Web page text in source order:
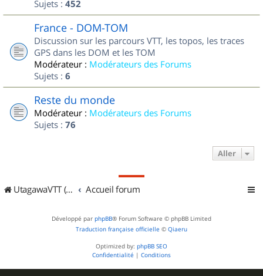
Sujets : 452
France - DOM-TOM
Discussion sur les parcours VTT, les topos, les traces
GPS dans les DOM et les TOM
Modérateur : Modérateurs des Forums
Sujets : 6
Reste du monde
Modérateur : Modérateurs des Forums
Sujets : 76
Aller
UtagawaVTT (Randos VTT et VTTAE avec traces GPS) Accueil forum
Développé par phpBB® Forum Software © phpBB Limited
Traduction française officielle © Qiaeru
Optimized by: phpBB SEO
Confidentialité | Conditions